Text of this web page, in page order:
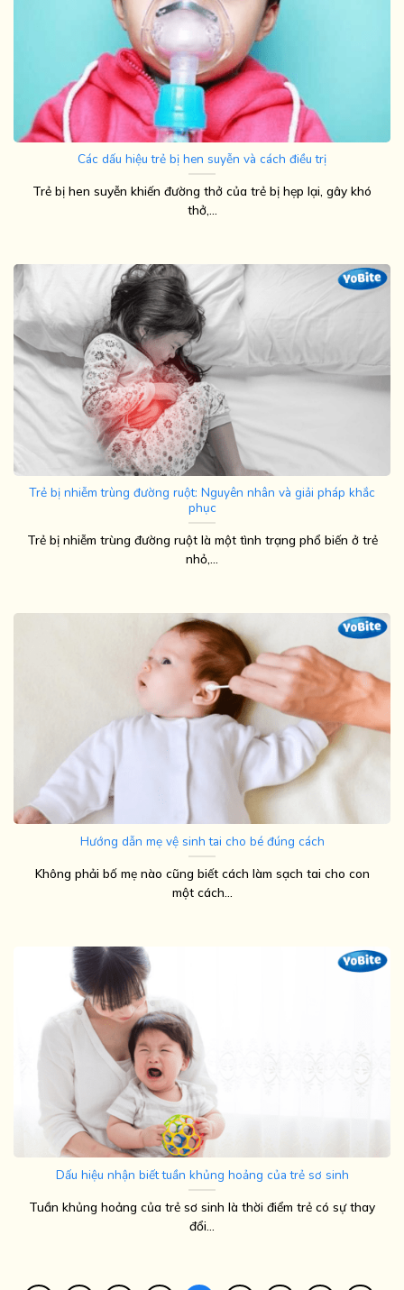
Các dấu hiệu trẻ bị hen suyễn và cách điều trị
Trẻ bị hen suyễn khiến đường thở của trẻ bị hẹp lại, gây khó
thở,...
Trẻ bị nhiễm trùng đường ruột: Nguyên nhân và giải pháp khắc
phục
Trẻ bị nhiễm trùng đường ruột là một tình trạng phổ biến ở trẻ
nhỏ,...
Hướng dẫn mẹ vệ sinh tai cho bé đúng cách
Không phải bố mẹ nào cũng biết cách làm sạch tai cho con
một cách...
Dấu hiệu nhận biết tuần khủng hoảng của trẻ sơ sinh
Tuần khủng hoảng của trẻ sơ sinh là thời điểm trẻ có sự thay
đổi...